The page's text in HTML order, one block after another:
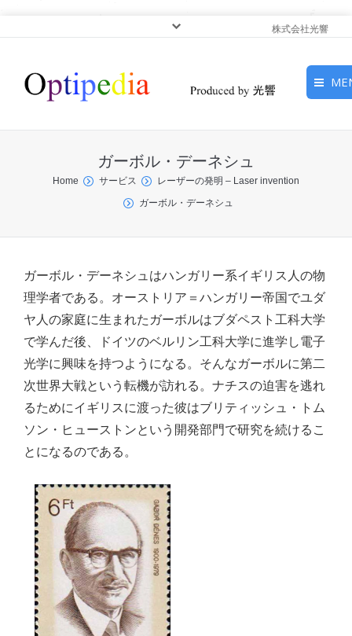
株式会社光響
ピックアップ
光基礎・光源
ン
サービス
ガーボル・デーネシュ
You are here:
Home サービス
レーザーの発明 – Laser invention
ガーボル・デーネシュ
ガーボル・デーネシュはハンガリー系イギリス人の物
理学者である。オーストリア＝ハンガリー帝国でユダ
ヤ人の家庭に生まれたガーボルはブダペスト工科大学
で学んだ後、ドイツのベルリン工科大学に進学し電子
光学に興味を持つようになる。そんなガーボルに第二
次世界大戦という転機が訪れる。ナチスの迫害を逃れ
るためにイギリスに渡った彼はブリティッシュ・トム
ソン・ヒューストンという開発部門で研究を続けるこ
とになるのである。